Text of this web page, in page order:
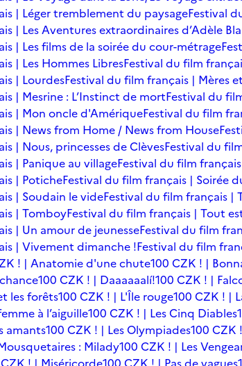
| Léger tremblement du paysageFestival
| Les Aventures extraordinaires d’Adèle
| Les films de la soirée du cour-métrage
| Les Hommes LibresFestival du film
| LourdesFestival du film français | Mères
| Mesrine : L’Instinct de mortFestival du
| Mon oncle d'AmériqueFestival du film
| News from Home / News from House
| Nous, princesses de ClèvesFestival du
| Panique au villageFestival du film
| PoticheFestival du film français | Soirée
| Soudain le videFestival du film français |
| TomboyFestival du film français | Tout
| Un amour de jeunesseFestival du film
| Vivement dimanche !Festival du film
! | Anatomie d'une chute100 CZK ! |
100 CZK ! | Daaaaaalí!100 CZK ! |
les forêts100 CZK ! | L'Île rouge100 CZK ! |
à l’aiguille100 CZK ! | Les Cinq Diables
amants100 CZK ! | Les Olympiades100 CZK
: Milady100 CZK ! | Les